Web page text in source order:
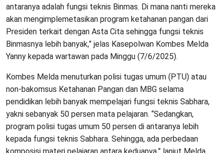
antaranya adalah fungsi teknis Binmas. Di mana nanti mereka
akan mengimplemetasikan program ketahanan pangan dari
Presiden terkait dengan Asta Cita sehingga fungsi teknis
Binmasnya lebih banyak,” jelas Kasepolwan Kombes Melda
Yanny kepada wartawan pada Minggu (7/6/2025).
Kombes Melda menuturkan polisi tugas umum (PTU) atau
non-bakomsus Ketahanan Pangan dan MBG selama
pendidikan lebih banyak mempelajari fungsi teknis Sabhara,
yakni sebanyak 50 persen mata pelajaran. “Sedangkan,
program polisi tugas umum 50 persen di antaranya lebih
kepada fungsi teknis Sabhara. Sehingga, ada perbedaan